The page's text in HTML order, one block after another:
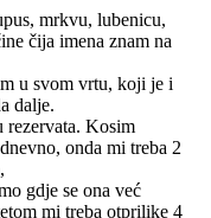
mrkvu, lubenicu,
čija imena znam na
u svom vrtu, koji je i
dalje.
rezervata. Kosim
onda mi treba 2
gdje se ona već
mi treba otprilike 4